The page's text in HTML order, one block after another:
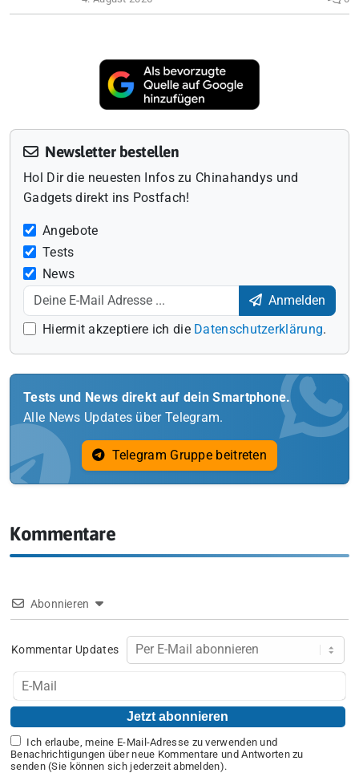
Newsletter bestellen
Hol Dir die neuesten Infos zu Chinahandys und
Gadgets direkt ins Postfach!
Angebote
Tests
News
Anmelden
Hiermit akzeptiere ich die Datenschutzerklärung.
Tests und News direkt auf dein Smartphone.
Alle News Updates über Telegram.
Telegram Gruppe beitreten
Kommentare
Abonnieren
Kommentar Updates
Ich erlaube, meine E-Mail-Adresse zu verwenden und
Benachrichtigungen über neue Kommentare und Antworten zu
senden (Sie können sich jederzeit abmelden).